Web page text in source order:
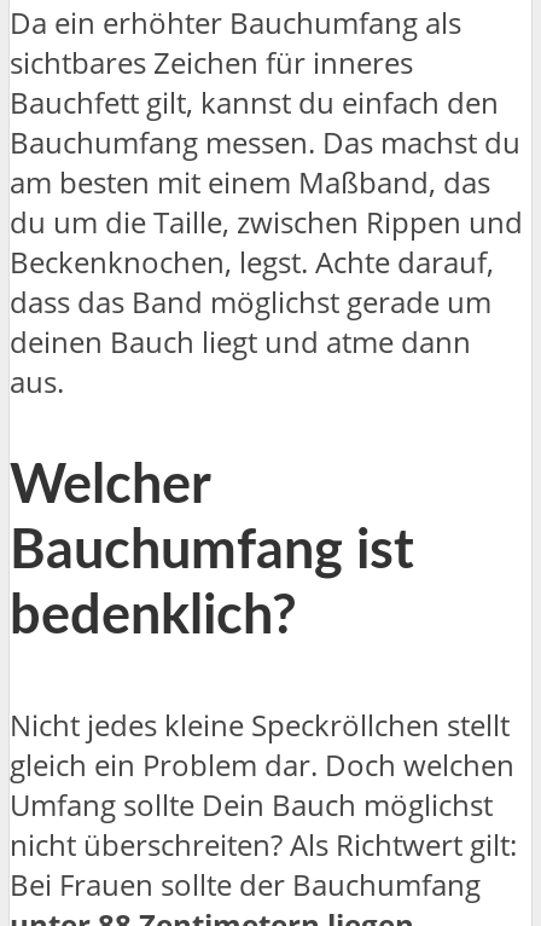
Da ein erhöhter Bauchumfang als
sichtbares Zeichen für inneres
Bauchfett gilt, kannst du einfach den
Bauchumfang messen. Das machst du
am besten mit einem Maßband, das
du um die Taille, zwischen Rippen und
Beckenknochen, legst. Achte darauf,
dass das Band möglichst gerade um
deinen Bauch liegt und atme dann
aus.
Welcher
Bauchumfang ist
bedenklich?
Nicht jedes kleine Speckröllchen stellt
gleich ein Problem dar. Doch welchen
Umfang sollte Dein Bauch möglichst
nicht überschreiten? Als Richtwert gilt:
Bei Frauen sollte der Bauchumfang